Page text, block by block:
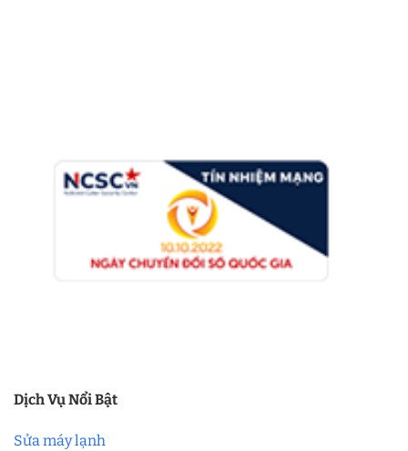
Dịch Vụ Nổi Bật
Sửa máy lạnh